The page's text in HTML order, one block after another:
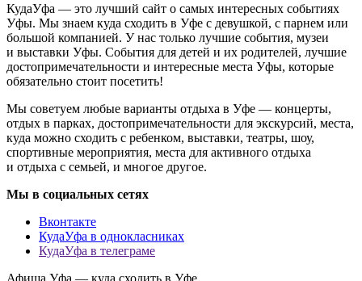
КудаУфа — это лучший сайт о самых интересных событиях
Уфы. Мы знаем куда сходить в Уфе с девушкой, с парнем или
большой компанией. У нас только лучшие события, музеи
и выставки Уфы. События для детей и их родителей, лучшие
достопримечательности и интересные места Уфы, которые
обязательно стоит посетить!
Мы советуем любые варианты отдыха в Уфе — концерты,
отдых в парках, достопримечательности для экскурсий, места,
куда можно сходить с ребенком, выставки, театры, шоу,
спортивные мероприятия, места для активного отдыха
и отдыха с семьей, и многое другое.
Мы в социальных сетях
Вконтакте
КудаУфа в однокласниках
КудаУфа в телеграме
Афиша Уфа — куда сходить в Уфе